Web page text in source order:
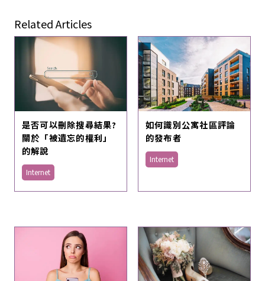
Related Articles
是否可以刪除搜尋結果?
關於「被遺忘的權利」
的解說
Internet
如何識別公寓社區評論
的發布者
Internet